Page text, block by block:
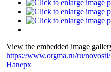
View the embedded image
https://www.orgma.ru/ru/
Наверх